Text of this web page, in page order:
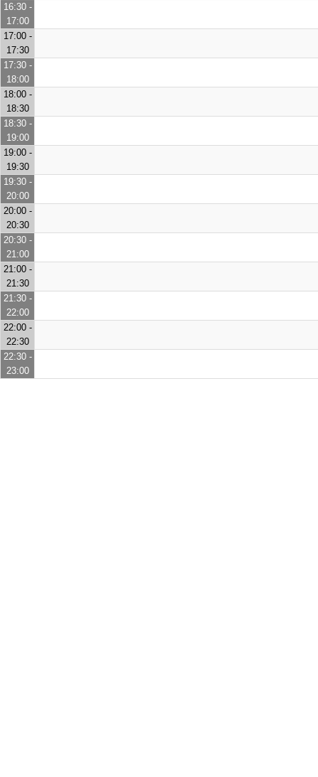
16:30 -
17:00
17:00 -
17:30
17:30 -
18:00
18:00 -
18:30
18:30 -
19:00
19:00 -
19:30
19:30 -
20:00
20:00 -
20:30
20:30 -
21:00
21:00 -
21:30
21:30 -
22:00
22:00 -
22:30
22:30 -
23:00